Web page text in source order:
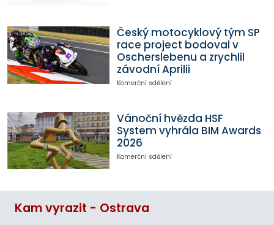
Český motocyklový tým SP
race project bodoval v
Oscherslebenu a zrychlil
závodní Aprilii
Komerční sdělení
Vánoční hvězda HSF
System vyhrála BIM Awards
2026
Komerční sdělení
Kam vyrazit - Ostrava